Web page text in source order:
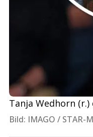
Tanja Wedhorn
Bild: IMAGO / STAR-